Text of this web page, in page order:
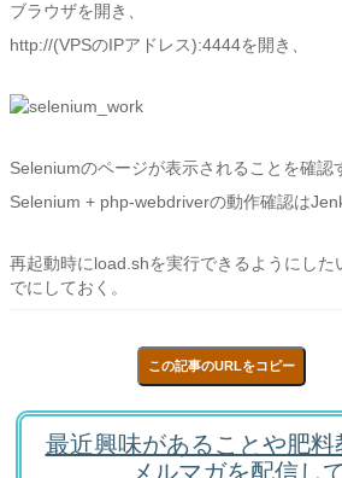
ブラウザを開き、
http://(VPSのIPアドレス):4444を開き、
Seleniumのページが表示されることを確認
Selenium + php-webdriverの動作確認は
再起動時にload.shを実行できるようにした
でにしておく。
この記事のURLをコピー
最近興味があることや肥
メルマガを配信し